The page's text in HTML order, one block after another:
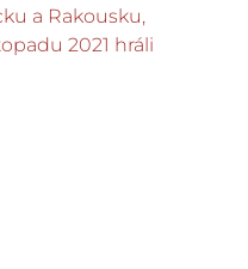
a Rakousku,
2021 hráli